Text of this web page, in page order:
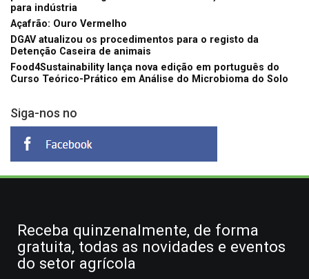
para indústria
Açafrão: Ouro Vermelho
DGAV atualizou os procedimentos para o registo da
Detenção Caseira de animais
Food4Sustainability lança nova edição em português do
Curso Teórico-Prático em Análise do Microbioma do Solo
Siga-nos no
Receba quinzenalmente, de forma
gratuita, todas as novidades e eventos
do setor agrícola